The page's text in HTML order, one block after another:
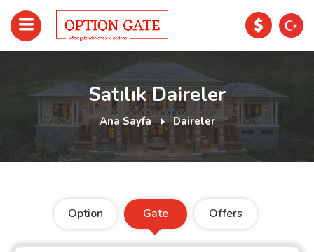
Satılık Daireler
Ana Sayfa Daireler
Option Gate Offers